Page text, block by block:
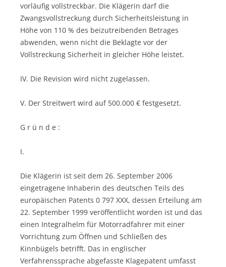
vorläufig vollstreckbar. Die Klägerin darf die
Zwangsvollstreckung durch Sicherheitsleistung in
Höhe von 110 % des beizutreibenden Betrages
abwenden, wenn nicht die Beklagte vor der
Vollstreckung Sicherheit in gleicher Höhe leistet.
IV. Die Revision wird nicht zugelassen.
V. Der Streitwert wird auf 500.000 € festgesetzt.
G r ü n d e :
I.
Die Klägerin ist seit dem 26. September 2006
eingetragene Inhaberin des deutschen Teils des
europäischen Patents 0 797 XXX, dessen Erteilung am
22. September 1999 veröffentlicht worden ist und das
einen Integralhelm für Motorradfahrer mit einer
Vorrichtung zum Öffnen und Schließen des
Kinnbügels betrifft. Das in englischer
Verfahrenssprache abgefasste Klagepatent umfasst